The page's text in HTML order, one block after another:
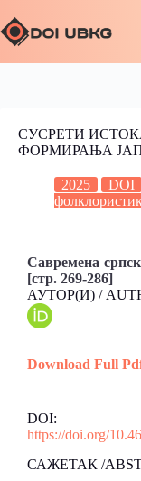
СУСРЕТИ
ФОРМИРАЊА
2025 DOI
Савремена
[стр. 269-286]
АУТОР(И) /
Download Full
DOI:
https://doi.org/
САЖЕТАК /